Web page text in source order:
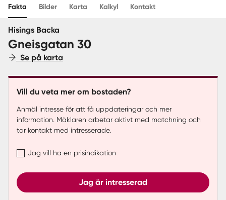
Sverige| Spanien
Fakta Bilder Karta Kalkyl Kontakt
Hisings Backa
Gneisgatan 30
Se på karta
Vill du veta mer om bostaden?
Anmäl intresse för att få uppdateringar och mer
information. Mäklaren arbetar aktivt med matchning och
tar kontakt med intresserade.
Jag vill ha en prisindikation
Jag är intresserad